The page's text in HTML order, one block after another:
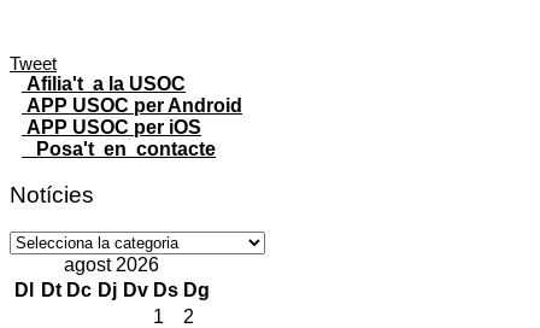
Tweet
Afilia't a la USOC
APP USOC per Android
APP USOC per iOS
Posa't en contacte
Notícies
Notícies
agost 2026
Dl
Dt Dc Dj Dv Ds Dg
1
2